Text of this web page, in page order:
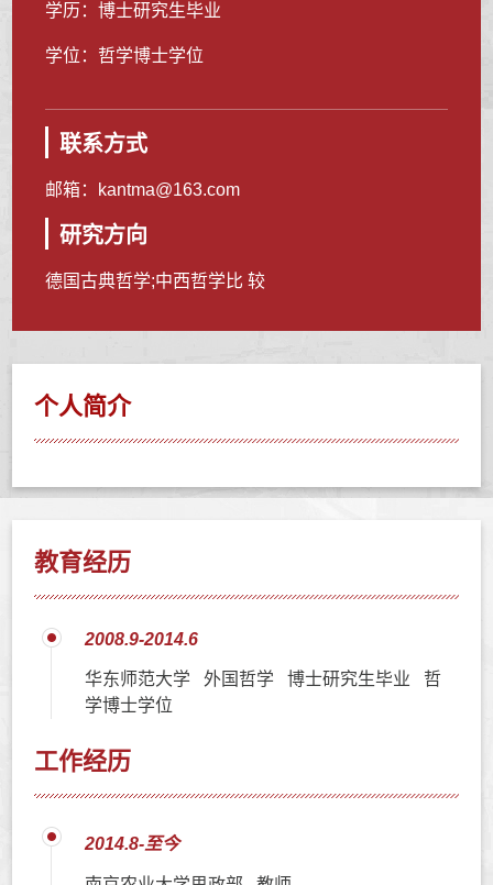
学历：博士研究生毕业
学位：哲学博士学位
联系方式
邮箱： kantma@163.com
研究方向
德国古典哲学;中西哲学比 较
个人简介
教育经历
2008.9-2014.6
华东师范大学 外国哲学 博士研究生毕业 哲
学博士学位
工作经历
2014.8-至今